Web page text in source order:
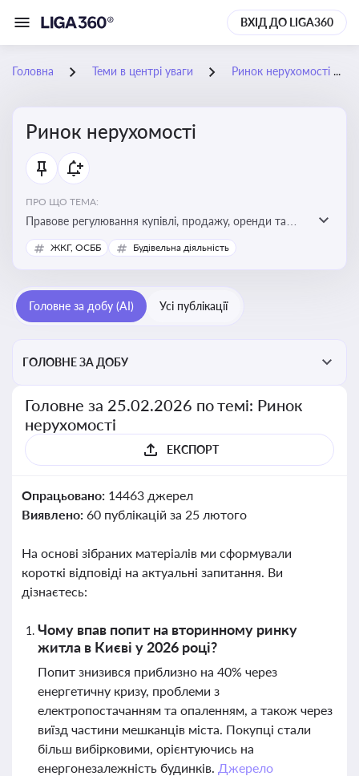
ВХІД ДО LIGA360
Головна Теми в центрі уваги Ринок нерухомості
Ринок нерухомості
ПРО ЩО ТЕМА:
Правове регулювання купівлі, продажу, оренди та
управління нерухомістю, що є ключовим для бізнесу,
інвесторів, забудовників і власників об’єктів майна
ЖКГ, ОСББ Будівельна діяльність
Головне за добу (AI) Усі публікації
ГОЛОВНЕ ЗА ДОБУ
Головне за 25.02.2026 по темі: Ринок
нерухомості
ЕКСПОРТ
Опрацьовано: 14463 джерел
Виявлено: 60 публікацій за 25 лютого
На основі зібраних матеріалів ми сформували
короткі відповіді на актуальні запитання. Ви
дізнаєтесь:
Чому впав попит на вторинному ринку
житла в Києві у 2026 році?
Попит знизився приблизно на 40% через
енергетичну кризу, проблеми з
електропостачанням та опаленням, а також через
виїзд частини мешканців міста. Покупці стали
більш вибірковими, орієнтуючись на
енергонезалежність будинків. Джерело